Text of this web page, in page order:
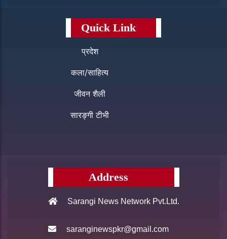
Quick Link
प्रदेश
कला/साहित्य
जीवन शैली
सारङ्गी टीभी
Address
Sarangi News Network Pvt.Ltd.
saranginewspkr@gmail.com